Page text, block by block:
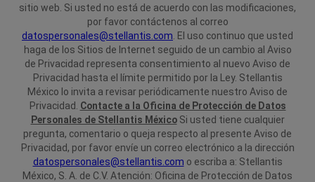
sitio web. Si usted no está de acuerdo con las modificaciones,
por favor contáctenos al correo
datospersonales@stellantis.com . El uso continuo que usted
haga de los Sitios de Internet seguido de un cambio al Aviso
de Privacidad representa consentimiento al nuevo Aviso de
Privacidad hasta el límite permitido por la Ley. Stellantis
México lo invita a revisar periódicamente nuestro Aviso de
Privacidad. Contacte a la Oficina de Protección de Datos
Personales de Stellantis México Si usted tiene cualquier
pregunta, comentario o queja respecto al presente Aviso de
Privacidad, por favor envíe un correo electrónico a la dirección
datospersonales@stellantis.com o escriba a: Stellantis
México, S. A. de C.V. Atención: Oficina de Protección de Datos